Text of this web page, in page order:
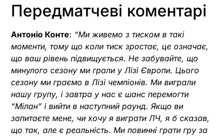
Передматчеві коментарі
Антоніо Конте: “Ми живемо з тиском в такі
моменти, тому що коли тиск зростає, це означає,
що ваш рівень підвищується. Не забувайте, що
минулого сезону ми грали у Лізі Європи. Цього
сезону ми граємо в Лізі чемпіонів. Ми виграли
нашу групу, і завтра у нас є шанс перемогти
“Мілан” і вийти в наступний раунд. Якщо ви
запитаєте мене, чи хочу я виграти ЛЧ, я б сказав,
що так, але є реальність. Ми повинні грати гру за